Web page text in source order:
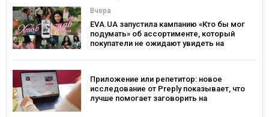
Вчера
EVA.UA запустила кампанию «Кто бы мог
подумать» об ассортименте, который
покупатели не ожидают увидеть на
Приложение или репетитор: новое
исследование от Preply показывает, что
лучше помогает заговорить на